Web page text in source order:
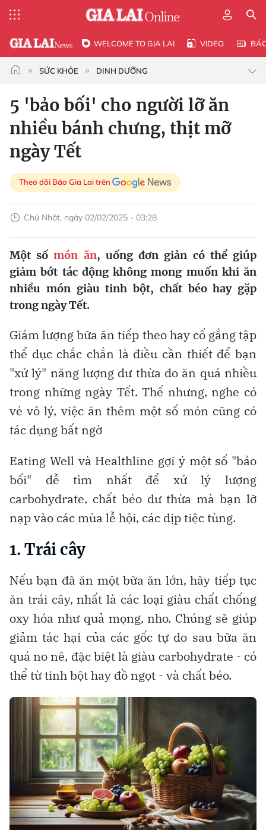
WELCOME TO GIA LAI VIDEO
SỨC KHỎE DINH DƯỠNG
5 'bảo bối' cho người lỡ ăn
nhiều bánh chưng, thịt mỡ
ngày Tết
Theo dõi Báo Gia Lai trên
Chủ Nhật, ngày 02/02/2025 - 03:28
Một sốmón ăn, uống đơn giản có thể giúp
giảm bớt tác động không mong muốn khi ăn
nhiều món giàu tinh bột, chất béo hay gặp
trong ngày Tết.
Giảm lượng bữa ăn tiếp theo hay cố gắng tập
thể dục chắc chắn là điều cần thiết để bạn
"xử lý" năng lượng dư thừa do ăn quá nhiều
trong những ngày Tết. Thế nhưng, nghe có
vẻ vô lý, việc ăn thêm một số món cũng có
tác dụng bất ngờ
Eating Well và Healthline gợi ý một số "bảo
bối" dễ tìm nhất để xử lý lượng
carbohydrate, chất béo dư thừa mà bạn lỡ
nạp vào các mùa lễ hội, các dịp tiệc tùng.
1. Trái cây
Nếu bạn đã ăn một bữa ăn lớn, hãy tiếp tục
ăn trái cây, nhất là các loại giàu chất chống
oxy hóa như quả mọng, nho. Chúng sẽ giúp
giảm tác hại của các gốc tự do sau bữa ăn
quá no nê, đặc biệt là giàu carbohydrate - có
thể từ tinh bột hay đồ ngọt - và chất béo.